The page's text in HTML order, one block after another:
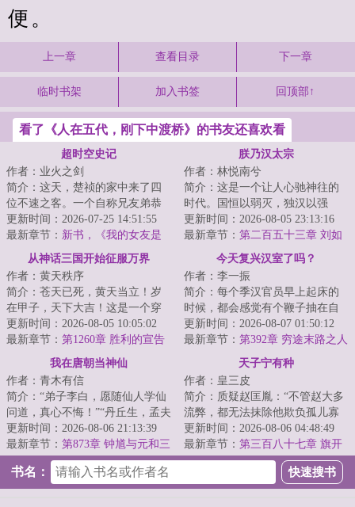
便。
上一章 查看目录 下一章
临时书架 加入书签 回顶部↑
看了《人在五代，刚下中渡桥》的书友还喜欢看
超时空史记
作者：业火之剑
简介：这天，楚祯的家中来了四
位不速之客。一个自称兄友弟恭
的唐国公第二子李世民。一个见
面就抢了他挂墙...
更新时间：2026-07-25 14:51:55
最新章节： 新书，《我的女友是
收容物》
朕乃汉太宗
作者：林悦南兮
简介：这是一个让人心驰神往的
时代。国恒以弱灭，独汉以强
亡！高帝七年冬，一个后世的新
生灵魂苏醒，大汉...
更新时间：2026-08-05 23:13:16
最新章节： 第二百五十三章 刘如
意：怪不得起居俭朴，不尚奢靡
之风……
从神话三国开始征服万界
作者：黄天秩序
简介：苍天已死，黄天当立！岁
在甲子，天下大吉！这是一个穿
越者继承大贤良师传承，推翻腐
朽东汉帝国，建...
更新时间：2026-08-05 10:05:02
最新章节： 第1260章 胜利的宣告
今天复兴汉室了吗？
作者：李一振
简介：每个季汉官员早上起床的
时候，都会感觉有个鞭子抽在自
己的背上，脑海里开始重复着陈
祗的提问：“今...
更新时间：2026-08-07 01:50:12
最新章节： 第392章 穷途末路之人
我在唐朝当神仙
作者：青木有信
简介：“弟子李白，愿随仙人学仙
问道，真心不悔！”“丹丘生，孟夫
子，我求得真仙了！”江涉穿越到
大唐盛...
更新时间：2026-08-06 21:13:39
最新章节： 第873章 钟馗与元和三
天子宁有种
作者：皇三皮
简介：质疑赵匡胤：“不管赵大多
流弊，都无法抹除他欺负孤儿寡
母的事实！”理解赵匡胤：“其实也
不怪赵大...
更新时间：2026-08-06 04:48:49
最新章节： 第三百八十七章 旗开
得胜
书名：